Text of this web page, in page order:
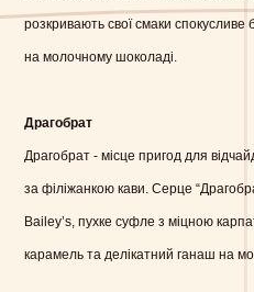
розкривають свої смаки
на молочному шоколаді.
Драгобрат
Драгобрат - місце пригод для
за філіжанкою кави. Серце
Bailey’s, пухке суфле з міцною
карамель та делікатний ганаш на